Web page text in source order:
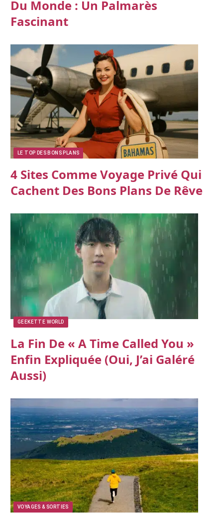
Du Monde : Un Palmarès
Fascinant
LE TOP DES BONS PLANS
4 Sites Comme Voyage Privé Qui
Cachent Des Bons Plans De Rêve
GEEKETTE WORLD
La Fin De « A Time Called You »
Enfin Expliquée (oui, J’ai Galéré
Aussi)
VOYAGES & SORTIES